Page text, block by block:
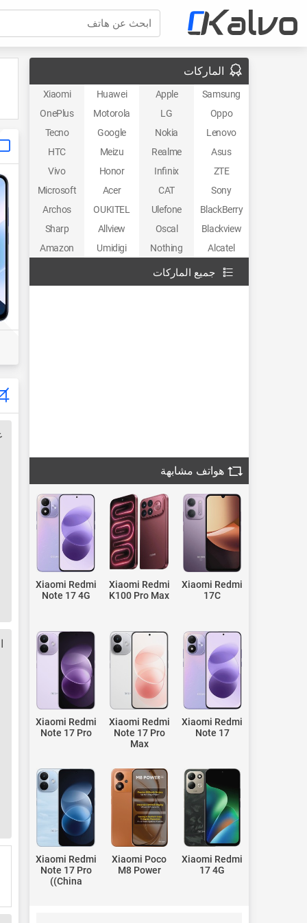
ابحث عن هاتف
الماركات
Samsung
Apple
Huawei
Xiaomi
Oppo
LG
Motorola
OnePlus
Lenovo
Nokia
Google
Tecno
Asus
Realme
Meizu
HTC
ZTE
Infinix
Honor
Vivo
Sony
CAT
Acer
Microsoft
BlackBerry
Ulefone
OUKITEL
Archos
Blackview
Oscal
Allview
Sharp
Alcatel
Nothing
Umidigi
Amazon
جميع الماركات
هواتف مشابهة
Xiaomi Redmi
17C
Xiaomi Redmi
K100 Pro Max
Xiaomi Redmi
Note 17 4G
Xiaomi Redmi
Note 17
Xiaomi Redmi
Note 17 Pro
Max
Xiaomi Redmi
Note 17 Pro
Xiaomi Redmi
17 4G
Xiaomi Poco
M8 Power
Xiaomi Redmi
Note 17 Pro
(China)